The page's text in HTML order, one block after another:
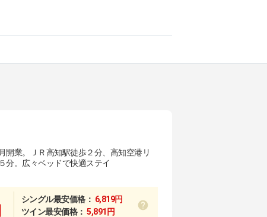
開業。ＪＲ高知駅徒歩２分、高知空港リ
分。広々ベッドで快適ステイ
シングル最安価格： 6,819円
ツイン最安価格：5,891円